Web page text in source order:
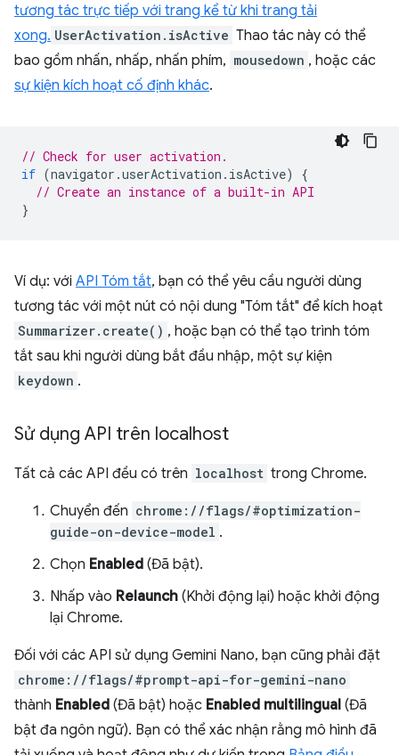
tương tác trực tiếp với trang kể từ khi trang tải
xong. UserActivation.isActive Thao tác này có thể
bao gồm nhấn, nhấp, nhấn phím, mousedown , hoặc các
sự kiện kích hoạt cố định khác.
// Check for user activation.
if (navigator .userActivation . isActive)
{
// Create an instance of a built-in API
}
Ví dụ: với API Tóm tắt, bạn có thể yêu cầu người dùng
tương tác với một nút có nội dung "Tóm tắt" để kích hoạt
Summarizer.create() , hoặc bạn có thể tạo trình tóm
tắt sau khi người dùng bắt đầu nhập, một sự kiện
keydown .
Sử dụng API trên localhost
Tất cả các API đều có trên localhost trong Chrome.
Chuyển đến chrome://flags/#optimization-
guide-on-device-model .
Chọn Enabled (Đã bật).
Nhấp vào Relaunch (Khởi động lại) hoặc khởi động
lại Chrome.
Đối với các API sử dụng Gemini Nano, bạn cũng phải đặt
chrome://flags/#prompt-api-for-gemini-nano
thành Enabled (Đã bật) hoặc Enabled multilingual (Đã
bật đa ngôn ngữ). Bạn có thể xác nhận rằng mô hình đã